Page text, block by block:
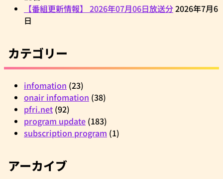
【番組更新情報】 2026年07月06日放送分2026年7月6
日
カテゴリー
infomation (23)
onair infomation (38)
pfri.net (92)
program update (183)
subscription program (1)
アーカイブ